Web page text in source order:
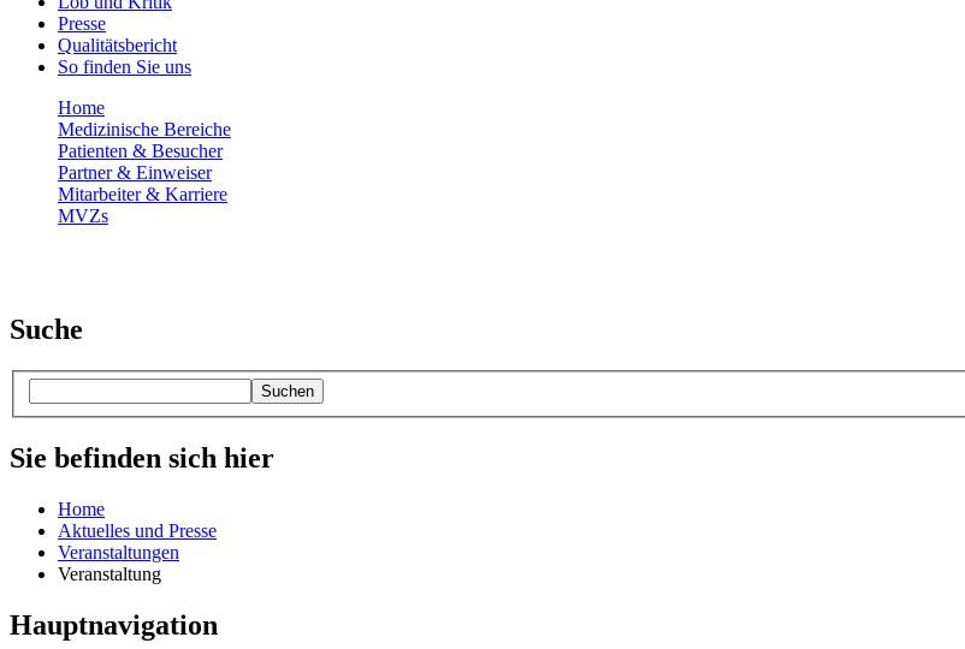
Presse
Qualitätsbericht
So finden Sie uns
Home
Medizinische Bereiche
Patienten & Besucher
Partner & Einweiser
Mitarbeiter & Karriere
MVZs
Suche
Suchen
Sie befinden sich hier
Home
Aktuelles und Presse
Veranstaltungen
Veranstaltung
Hauptnavigation